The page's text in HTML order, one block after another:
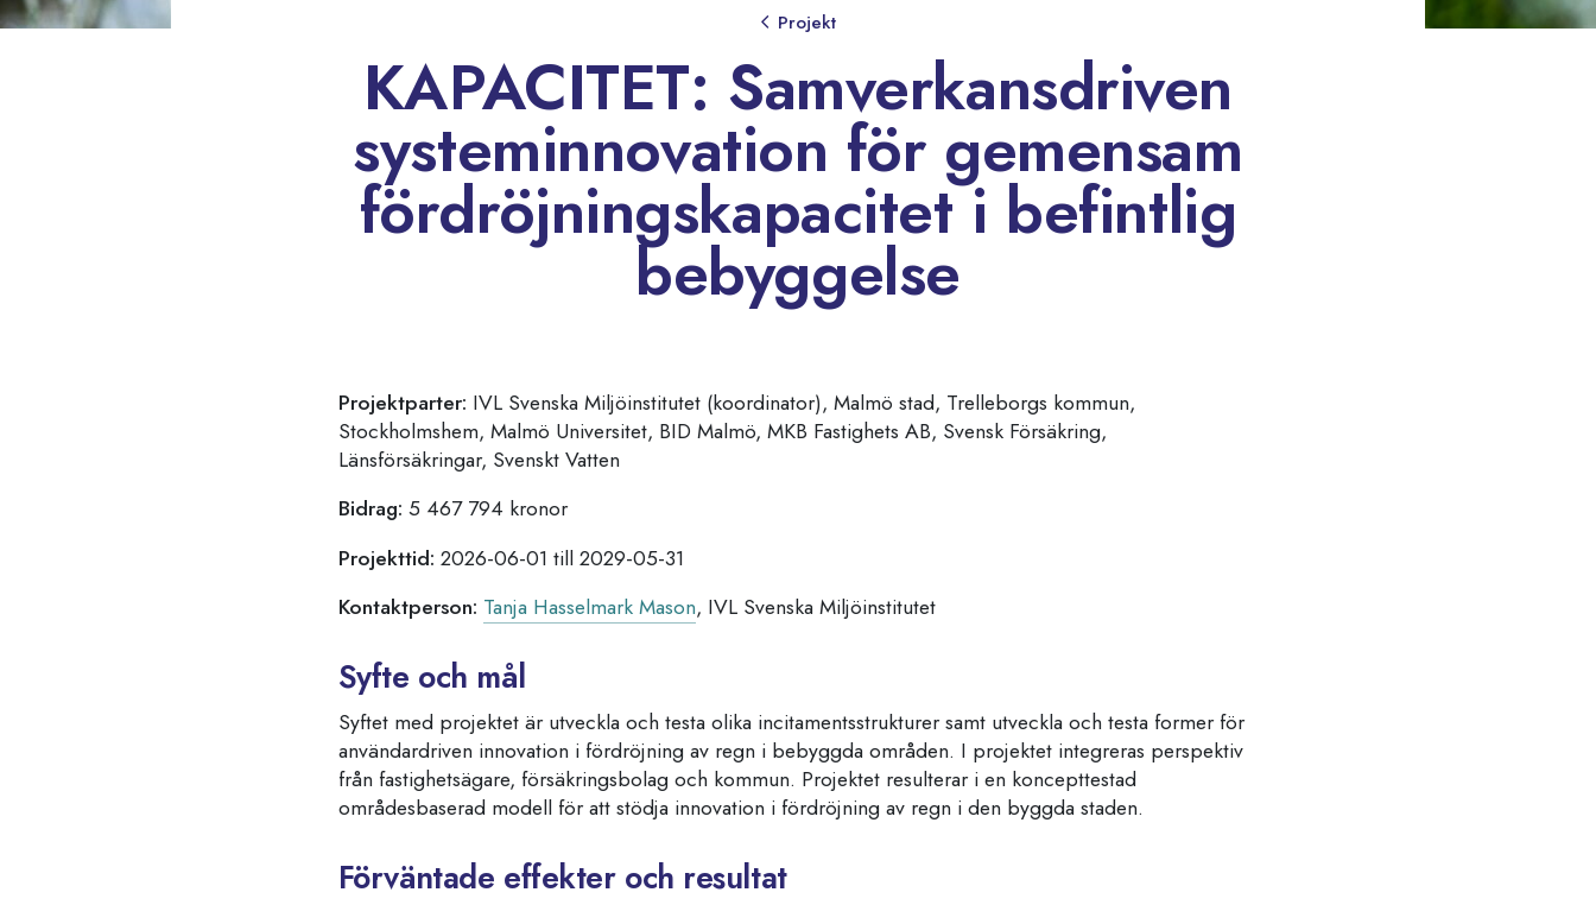
Projekt
KAPACITET: Samverkansdriven
systeminnovation för gemensam
fördröjningskapacitet i befintlig
bebyggelse
Projektparter: IVL Svenska Miljöinstitutet (koordinator), Malmö stad, Trelleborgs kommun,
Stockholmshem, Malmö Universitet, BID Malmö, MKB Fastighets AB, Svensk Försäkring,
Länsförsäkringar, Svenskt Vatten
Bidrag: 5 467 794 kronor
Projekttid: 2026-06-01 till 2029-05-31
Kontaktperson: Tanja Hasselmark Mason, IVL Svenska Miljöinstitutet
Syfte och mål
Syftet med projektet är utveckla och testa olika incitamentsstrukturer samt utveckla och testa former för
användardriven innovation i fördröjning av regn i bebyggda områden. I projektet integreras perspektiv
från fastighetsägare, försäkringsbolag och kommun. Projektet resulterari en koncepttestad
områdesbaserad modell för att stödja innovation i fördröjning av regn i den byggda staden.
Förväntade effekter och resultat